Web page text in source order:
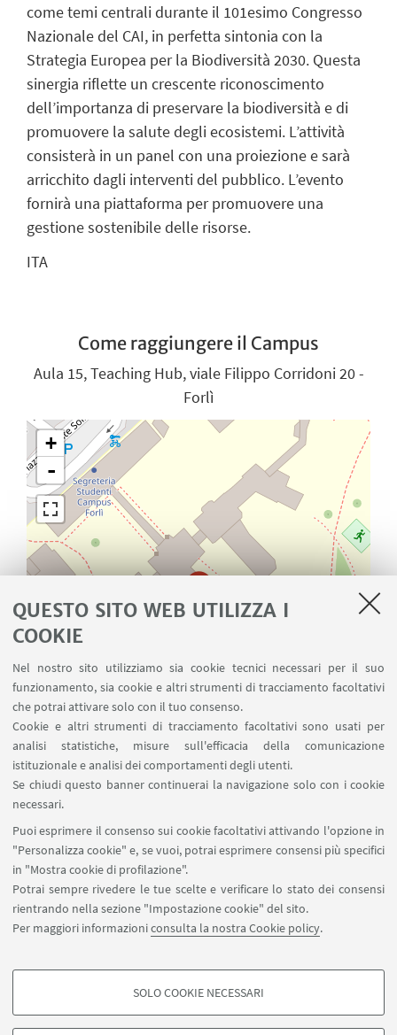
QUESTO SITO WEB UTILIZZA I
COOKIE
Nel nostro sito utilizziamo sia cookie tecnici necessari per il suo
funzionamento, sia cookie e altri strumenti di tracciamento facoltativi
che potrai attivare solo con il tuo consenso.
Cookie e altri strumenti di tracciamento facoltativi sono usati per
analisi statistiche, misure sull'efficacia della comunicazione
istituzionale e analisi dei comportamenti degli utenti.
Se chiudi questo banner continuerai la navigazione solo con i cookie
necessari.
Puoi esprimere il consenso sui cookie facoltativi attivando l'opzione in
"Personalizza cookie" e, se vuoi, potrai esprimere consensi più specifici
in "Mostra cookie di profilazione".
Potrai sempre rivedere le tue scelte e verificare lo stato dei consensi
rientrando nella sezione "Impostazione cookie" del sito.
Per maggiori informazioniconsulta la nostra Cookie policy.
COOKIE DI PROFILAZIONE - FACOLTATIVI
SOLO COOKIE NECESSARI
come temi centrali durante il 101esimo Congresso
Nazionale del CAI, in perfetta sintonia con la
Strategia Europea per la Biodiversità 2030. Questa
sinergia riflette un crescente riconoscimento
dell’importanza di preservare la biodiversità e di
promuovere la salute degli ecosistemi. L’attività
consisterà in un panel con una proiezione e sarà
arricchito dagli interventi del pubblico. L’evento
fornirà una piattaforma per promuovere una
gestione sostenibile delle risorse.
ITA
Come raggiungere il Campus
+
-
Leaflet| ©OpenStreetMap
Aula 15, Teaching Hub, viale Filippo Corridoni 20 -
Forlì
Piazzale Sante Solieri, 1, 47121 Forlì FC
0543 374807
EYE-forli@unibo.it